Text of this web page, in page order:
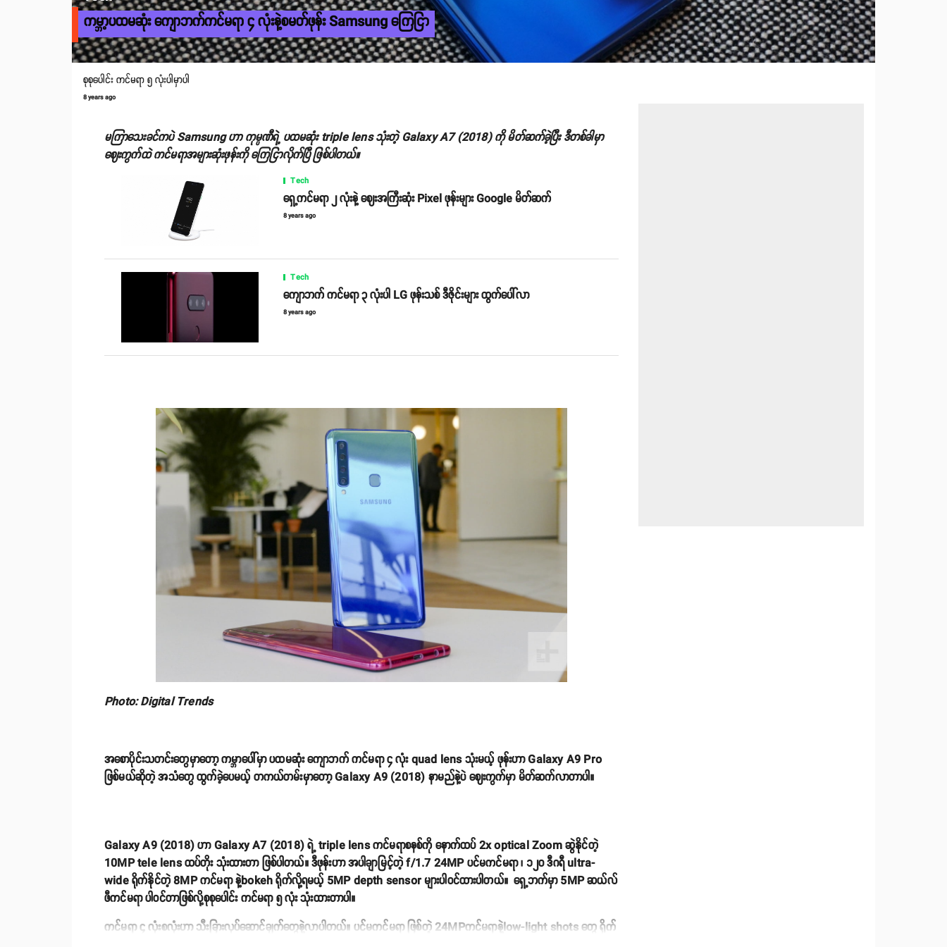
ကမ္ဘာ့ပထမဆုံး ကျောဘက်ကင်မရာ ၄ လုံးနဲ့စမတ်ဖုန်း Samsung ကြေငြာ
စုစုပေါင်း ကင်မရာ ၅ လုံးပါမှာပါ
8 years ago
မကြာသေးခင်ကပဲ Samsung ဟာ ကုမ္ပဏီရဲ့ ပထမဆုံး triple lens သုံးတဲ့ Galaxy A7 (2018) ကို မိတ်ဆက်ခဲ့ပြီး ဒီတစ်ခါမှာ
ဈေးကွက်ထဲ ကင်မရာအများဆုံးဖုန်းကို ကြေငြာလိုက်ပြီ ဖြစ်ပါတယ်။
Tech
ရှေ့ကင်မရာ ၂ လုံးနဲ့ ဈေးအကြီးဆုံး Pixel ဖုန်းများ Google မိတ်ဆက်
8 years ago
Tech
ကျောဘက် ကင်မရာ ၃ လုံးပါ LG ဖုန်းသစ် ဒီဇိုင်းများ ထွက်ပေါ်လာ
8 years ago
Photo: Digital Trends
အစောပိုင်းသတင်းတွေမှာတော့ ကမ္ဘာပေါ်မှာ ပထမဆုံး ကျောဘက် ကင်မရာ ၄ လုံး quad lens သုံးမယ့် ဖုန်းဟာ Galaxy A9 Pro
ဖြစ်မယ်ဆိုတဲ့ အသံတွေ ထွက်ခဲ့ပေမယ့် တကယ်တမ်းမှာတော့ Galaxy A9 (2018) နာမည်နဲ့ပဲ ဈေးကွက်မှာ မိတ်ဆက်လာတာပါ။
Galaxy A9 (2018) ဟာ Galaxy A7 (2018) ရဲ့ triple lens ကင်မရာစနစ်ကို နောက်ထပ် 2x optical Zoom ဆွဲနိုင်တဲ့
10MP tele lens ထပ်တိုး သုံးထားတာ ဖြစ်ပါတယ်။ ဒီဖုန်းဟာ အပါချာမြင့်တဲ့ f/1.7 24MP ပင်မကင်မရာ ၊ ၁၂၀ ဒီဂရီ ultra-
wide ရိုက်နိုင်တဲ့ 8MP ကင်မရာ နဲ့bokeh ရိုက်လို့ရမယ့် 5MP depth sensor များပါဝင်ထားပါတယ်။ ရှေ့ဘက်မှာ 5MP ဆယ်လ်
ဖီကင်မရာ ပါဝင်တာဖြစ်လို့စုစုပေါင်း ကင်မရာ ၅ လုံး သုံးထားတာပါ။
ကင်မရာ ၄ လုံးစလုံးဟာ သီးခြားလုပ်ဆောင်ချက်တွေနဲ့လာပါတယ်။ ပင်မကင်မရာ ဖြစ်တဲ့ 24MPကင်မရာနဲ့low-light shots တွေ ရိုက်